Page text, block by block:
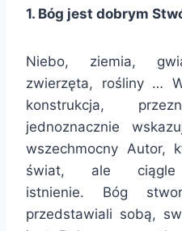
1. Bóg jest dobrym
Niebo, ziemia,
zwierzęta, rośliny …
konstrukcja,
jednoznacznie
wszechmocny Autor,
świat, ale ciągle
istnienie. Bóg
przedstawiali sobą,